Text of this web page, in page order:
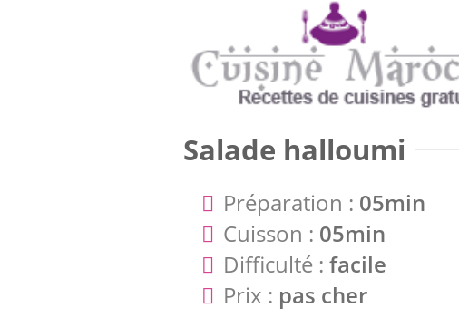
Salade halloumi
Préparation : 05min
Cuisson : 05min
Difficulté : facile
Prix : pas cher